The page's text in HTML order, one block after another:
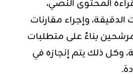
المحتوى النصي،
وإجراء مقارنات
بناءً على متطلبات
وكل ذلك يتم إنجازه في